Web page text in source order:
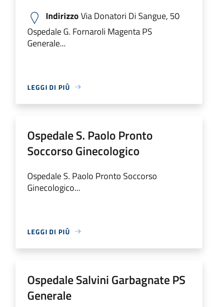
IndirizzoVia Donatori Di Sangue, 50
Ospedale G. Fornaroli Magenta PS
Generale...
LEGGI DI PIÙ
Ospedale S. Paolo Pronto
Soccorso Ginecologico
Ospedale S. Paolo Pronto Soccorso
Ginecologico...
LEGGI DI PIÙ
Ospedale Salvini Garbagnate PS
Generale